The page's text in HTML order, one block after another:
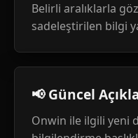
Belirli aralıklarla
sadeleştirilen bilgi
📢 Güncel
Onwin ile ilgili yeni